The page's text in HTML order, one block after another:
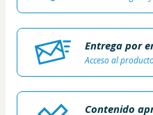
Entrega por
Acceso al
Contenido